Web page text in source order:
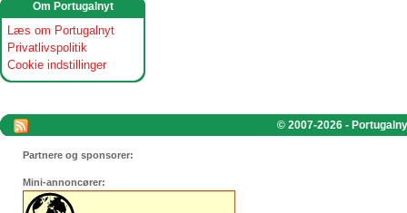
Om Portugalnyt
Læs om Portugalnyt
Privatlivspolitik
Cookie indstillinger
© 2007-2026 -
Partnere og sponsorer:
Mini-annoncører: